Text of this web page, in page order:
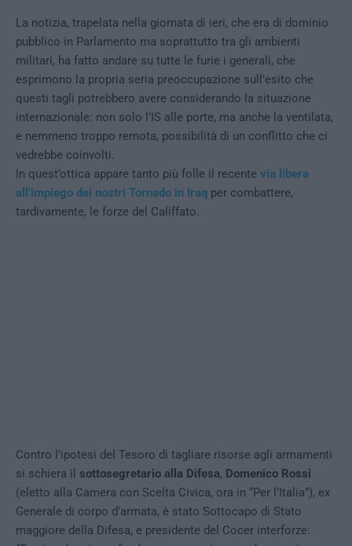
La notizia, trapelata nella giornata di ieri, che era di dominio
pubblico in Parlamento ma soprattutto tra gli ambienti
militari, ha fatto andare su tutte le furie i generali, che
esprimono la propria seria preoccupazione sull’esito che
questi tagli potrebbero avere considerando la situazione
internazionale: non solo l’IS alle porte, ma anche la ventilata,
e nemmeno troppo remota, possibilità di un conflitto che ci
vedrebbe coinvolti.
In quest’ottica appare tanto più folle il recente via libera
all’impiego dei nostri Tornado in Iraq per combattere,
tardivamente, le forze del Califfato.
Contro l’ipotesi del Tesoro di tagliare risorse agli armamenti
si schiera il sottosegretario alla Difesa, Domenico Rossi
(eletto alla Camera con Scelta Civica, ora in “Per l’Italia”), ex
Generale di corpo d’armata, è stato Sottocapo di Stato
maggiore della Difesa, e presidente del Cocer interforze: